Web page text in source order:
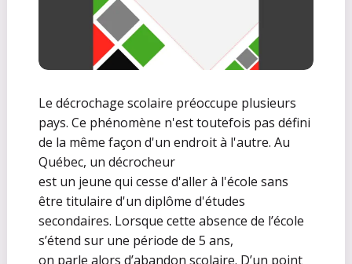
Le décrochage scolaire préoccupe plusieurs
pays. Ce phénomène n'est toutefois pas défini
de la même façon d'un endroit à l'autre. Au
Québec, un décrocheur
est un jeune qui cesse d'aller à l'école sans
être titulaire d'un diplôme d'études
secondaires. Lorsque cette absence de l’école
s’étend sur une période de 5 ans,
on parle alors d’abandon scolaire. D’un point